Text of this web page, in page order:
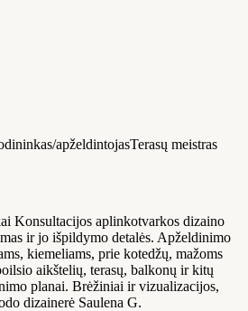
apželdintojasTerasų meistras
Konsultacijos aplinkotvarkos dizaino
ir jo išpildymo detalės. Apželdinimo
kiemeliams, prie kotedžų, mažoms
aikštelių, terasų, balkonų ir kitų
planai. Brėžiniai ir vizualizacijos,
dizainerė Saulena G.